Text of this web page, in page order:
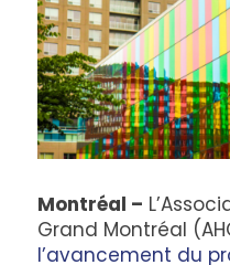
Montréal –
Grand Montréal
l’avancement du